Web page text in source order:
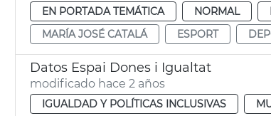
EN PORTADA TEMÁTICA
NORMAL
MARÍA JOSÉ CATALÁ
ESPORT
Datos Espai Dones i Igualtat
modificado hace 2 años
IGUALDAD Y POLÍTICAS INCLUSIVAS